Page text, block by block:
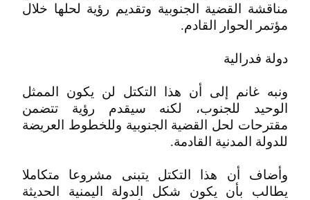
مناقشة القضية الجنوبية وتقديم رؤية لحلها خلال
مؤتمر الحوار القادم.
دولة فدرالية
ونبه غانم إلى أن هذا التكتل لن يكون الممثل
الوحيد للجنوب، لكنه سيقدم رؤية تتضمن
مقترحات لحل القضية الجنوبية وللخطوط العريضة
للدولة المدنية القادمة.
وأضاف أن هذا التكتل يتبنى مشروعا متكاملا
يطالب بأن يكون شكل الدولة اليمنية الحديثة